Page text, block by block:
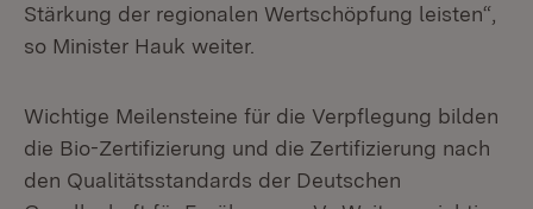
Stärkung der regionalen Wertschöpfung leisten“,
so Minister Hauk weiter.
Wichtige Meilensteine für die Verpflegung bilden
die Bio-Zertifizierung und die Zertifizierung nach
den Qualitätsstandards der Deutschen